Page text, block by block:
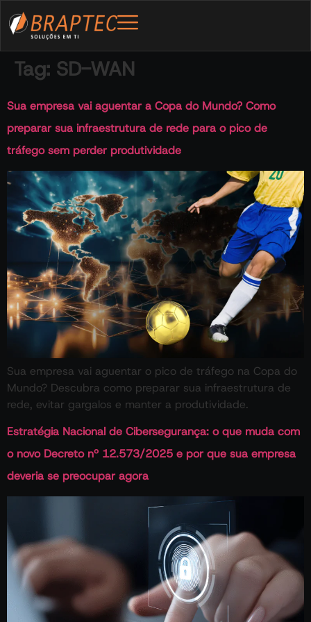
Tag: SD-WAN
Sua empresa vai aguentar a Copa do Mundo? Como
preparar sua infraestrutura de rede para o pico de
tráfego sem perder produtividade
Sua empresa vai aguentar o pico de tráfego na Copa do
Mundo? Descubra como preparar sua infraestrutura de
rede, evitar gargalos e manter a produtividade.
Estratégia Nacional de Cibersegurança: o que muda com
o novo Decreto nº 12.573/2025 e por que sua empresa
deveria se preocupar agora